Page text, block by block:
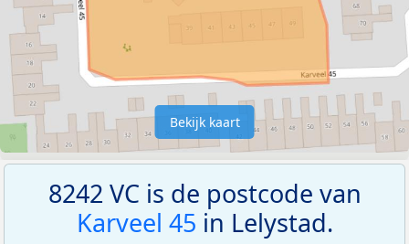
Bekijk kaart
8242 VC is de postcode van
Karveel 45 in Lelystad.